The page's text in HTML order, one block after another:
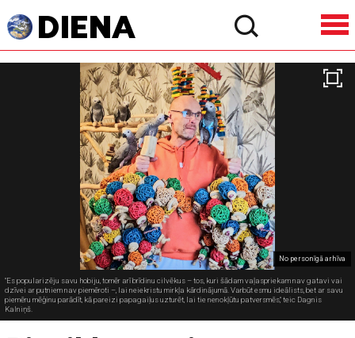
No personīgā arhīva
"Es popularizēju savu hobiju, tomēr arī brīdinu cilvēkus – tos, kuri šādam vaļaspriekam nav gatavi vai
dzīvei ar putniem nav piemēroti –, lai neiekristu mirkļa kārdinājumā. Varbūt esmu ideālists, bet ar savu
piemēru mēģinu parādīt, kā pareizi papagaiļus uzturēt, lai tie nenokļūtu patversmēs," teic Dagnis
Kalniņš.